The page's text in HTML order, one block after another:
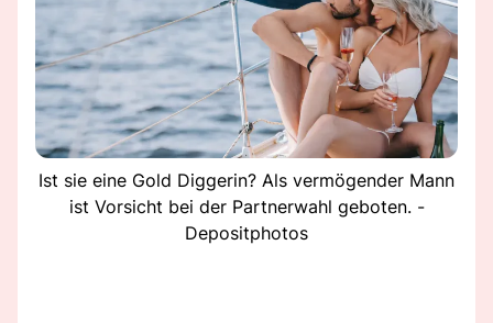
Ist sie eine Gold Diggerin? Als vermögender Mann
ist Vorsicht bei der Partnerwahl geboten. -
Depositphotos